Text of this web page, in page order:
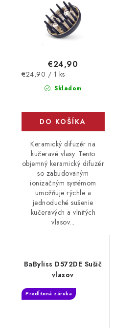
Skladom
€24,90
Jednotková
€24,90 / 1 ks
DO KOŠÍKA
Keramický difuzér na
kučeravé vlasy. Tento
objemný keramický difuzér
so zabudovaným
ionizačným systémom
umožňuje rýchle a
jednoduché sušenie
kučeravých a vlnitých
vlasov...
BaByliss D572DE Sušič
vlasov
Predĺžená záruka